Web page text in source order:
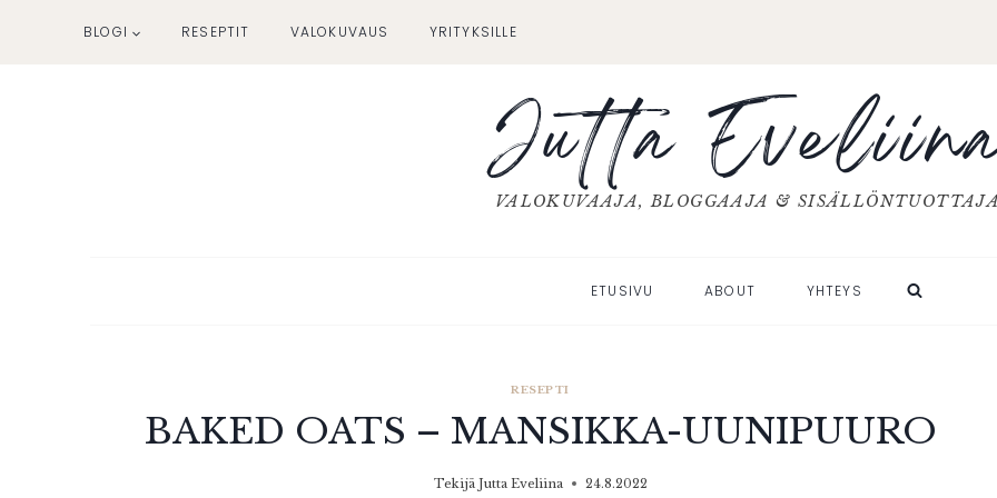
BLOGI RESEPTIT VALOKUVAUS YRITYKSILLE
Jutta
VALOKUVAAJA, BLOGGAAJA &
ETUSIVU ABOUT YHTEYS
RESEPTI
BAKED OATS – MANSIKKA-UUNIPUURO
Tekijä Jutta Eveliina 24.8.2022